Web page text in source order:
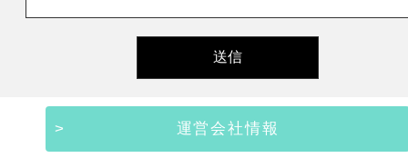
運営会社情報